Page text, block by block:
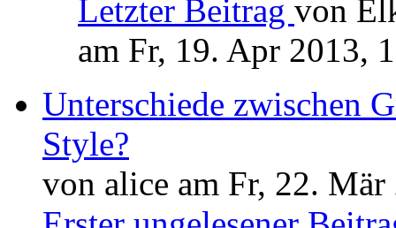
Letzter Beitrag von
am Fr, 19. Apr 2013,
Unterschiede zwischen
Style?
von alice am Fr, 22.